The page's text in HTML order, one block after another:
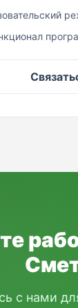
с нами